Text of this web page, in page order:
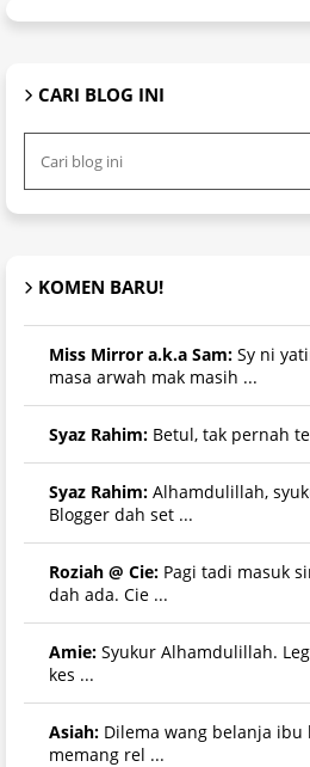
CARI BLOG INI
KOMEN BARU!
Miss Mirror a.k.a Sam: Sy ni
masa arwah mak masih ...
Syaz Rahim: Betul, tak pernah
Syaz Rahim: Alhamdulillah,
Blogger dah set ...
Roziah @ Cie: Pagi tadi masuk
dah ada. Cie ...
Amie: Syukur Alhamdulillah.
kes ...
Asiah: Dilema wang belanja
memang rel ...